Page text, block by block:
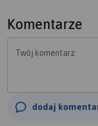
Komentarze
Twój komentarz
dodaj